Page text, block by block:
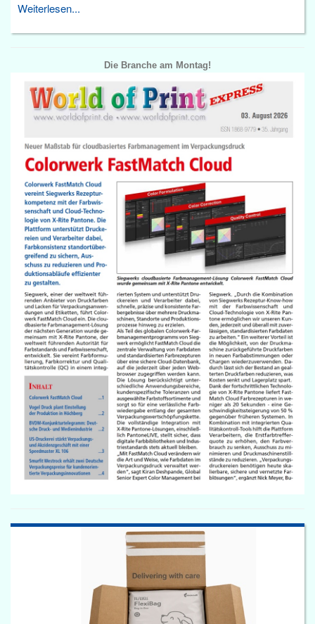
Weiterlesen...
Die Branche am Montag!